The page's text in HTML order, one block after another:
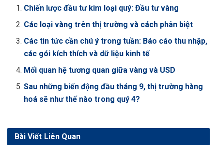
Chiến lược đầu tư kim loại quý: Đầu tư vàng
Các loại vàng trên thị trường và cách phân biệt
Các tin tức cần chú ý trong tuần: Báo cáo thu nhập,
các gói kích thích và dữ liệu kinh tế
Mối quan hệ tương quan giữa vàng và USD
Sau những biến động đầu tháng 9, thị trường hàng
hoá sẽ như thế nào trong quý 4?
Liên Quan
Bài Viết